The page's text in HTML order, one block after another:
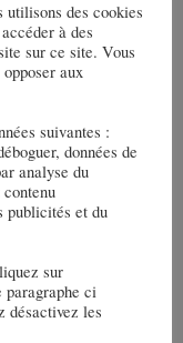
le projet
Tramway T3 de
d’exploitation
utilisons des cookies
à des
sur ce site. Vous
aux
suivantes :
données de
analyse du
publicités et du
sur
paragraphe ci
désactivez les